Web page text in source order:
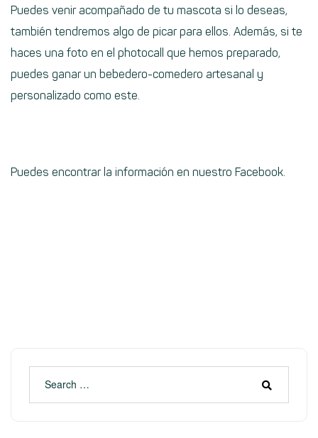
Puedes venir acompañado de tu mascota si lo deseas,
también tendremos algo de picar para ellos. Además, si te
haces una foto en el photocall que hemos preparado,
puedes ganar un bebedero-comedero artesanal y
personalizado como este.
Puedes encontrar la información en nuestro Facebook.